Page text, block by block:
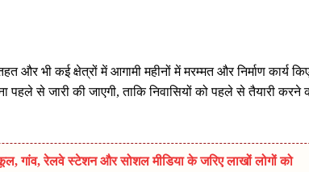
भी कई क्षेत्रों में आगामी महीनों में मरम्मत और निर्माण कार्य
पहले से जारी की जाएगी, ताकि निवासियों को पहले से तैयारी करने
गांव, रेलवे स्टेशन और सोशल मीडिया के जरिए लाखों लोगों को